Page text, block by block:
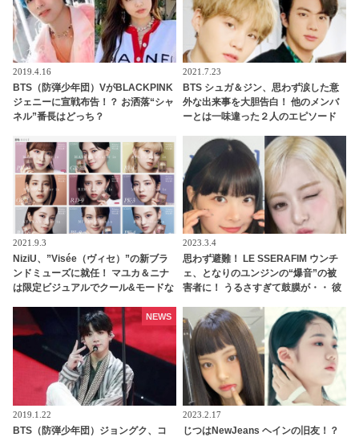
2019.4.16
BTS（防弾少年団）VがBLACKPINK
ジェニーに宣戦布告！？ お洒落“シャ
ネル”番長はどっち？
2021.7.23
BTS シュガ＆ジン、思わず涙した意
外な出来事を大胆告白！ 他のメンバ
ーとは一味違った２人のエピソード
しな２人の息ピッタリな回答にほっ
こり
2021.9.3
NiziU、”Visée（ヴィセ）”の新ブラ
ンドミューズに就任！ マユカ＆ニナ
は限定ビジュアルでクール&モードな
2023.3.4
思わず避難！ LE SSERAFIM ウンチ
ェ、となりのユンジンの“爆音”の被
害者に！ うるさすぎて鼓膜が・・ 彼
2019.1.22
BTS（防弾少年団）ジョングク、コ
NEWS
2023.2.17
じつはNewJeans ヘインの旧友！？